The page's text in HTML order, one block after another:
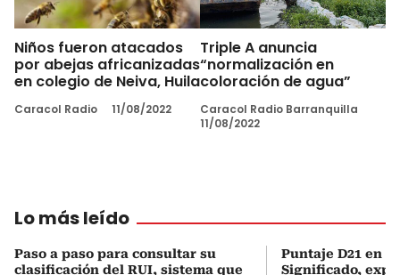
Niños fueron atacados
por abejas africanizadas
en colegio de Neiva, Huila
Caracol Radio 11/08/2022
Triple A anuncia
“normalización en
coloración de agua”
Caracol Radio Barranquilla
11/08/2022
Lo más leído
Paso a paso para consultar su
clasificación del RUI, sistema que
Puntaje D21 en
Significado,